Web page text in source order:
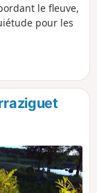
le fleuve,
pour les